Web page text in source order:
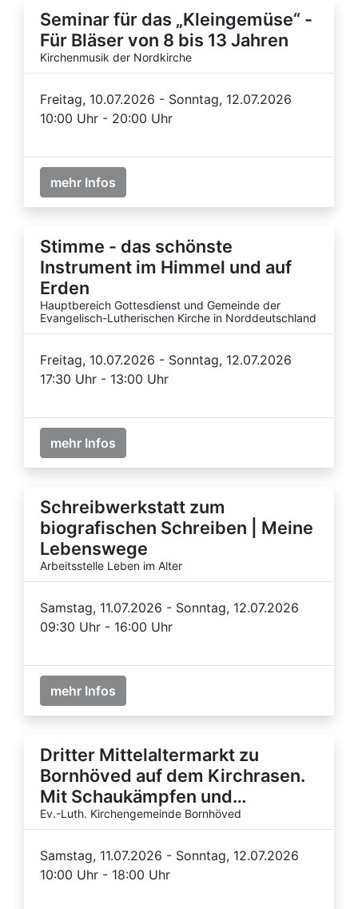
Seminar für das „Kleingemüse“ -
Für Bläser von 8 bis 13 Jahren
Kirchenmusik der Nordkirche
Freitag, 10.07.2026 - Sonntag, 12.07.2026
10:00 Uhr - 20:00 Uhr
mehr Infos
Stimme - das schönste
Instrument im Himmel und auf
Erden
Hauptbereich Gottesdienst und Gemeinde der
Evangelisch-Lutherischen Kirche in Norddeutschland
Freitag, 10.07.2026 - Sonntag, 12.07.2026
17:30 Uhr - 13:00 Uhr
mehr Infos
Schreibwerkstatt zum
biografischen Schreiben | Meine
Lebenswege
Arbeitsstelle Leben im Alter
Samstag, 11.07.2026 - Sonntag, 12.07.2026
09:30 Uhr - 16:00 Uhr
mehr Infos
Dritter Mittelaltermarkt zu
Bornhöved auf dem Kirchrasen.
Mit Schaukämpfen und…
Ev.-Luth. Kirchengemeinde Bornhöved
Samstag, 11.07.2026 - Sonntag, 12.07.2026
10:00 Uhr - 18:00 Uhr